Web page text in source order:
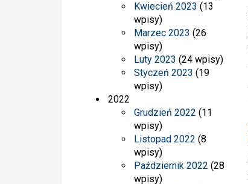
Kwiecień 2023 (13
wpisy)
Marzec 2023 (26
wpisy)
Luty 2023 (24 wpisy)
Styczeń 2023 (19
wpisy)
2022
Grudzień 2022 (11
wpisy)
Listopad 2022 (8
wpisy)
Październik 2022 (28
wpisy)